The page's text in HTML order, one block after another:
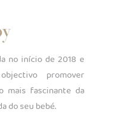
no início de 2018 e
promover
mais fascinante da
do seu bebé.